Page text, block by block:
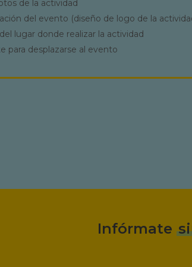
de la actividad
del evento (diseño de logo de la
lugar donde realizar la actividad
para desplazarse al evento
Infórmate